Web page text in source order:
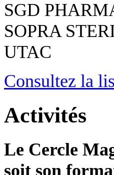
SGD
SOPRA
UTAC
Consultez la
Activités
Le Cercle
soit son